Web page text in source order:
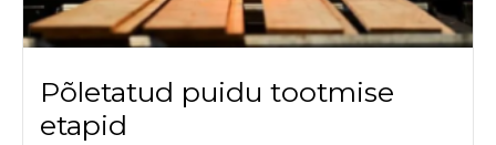
Põletatud puidu tootmise
etapid